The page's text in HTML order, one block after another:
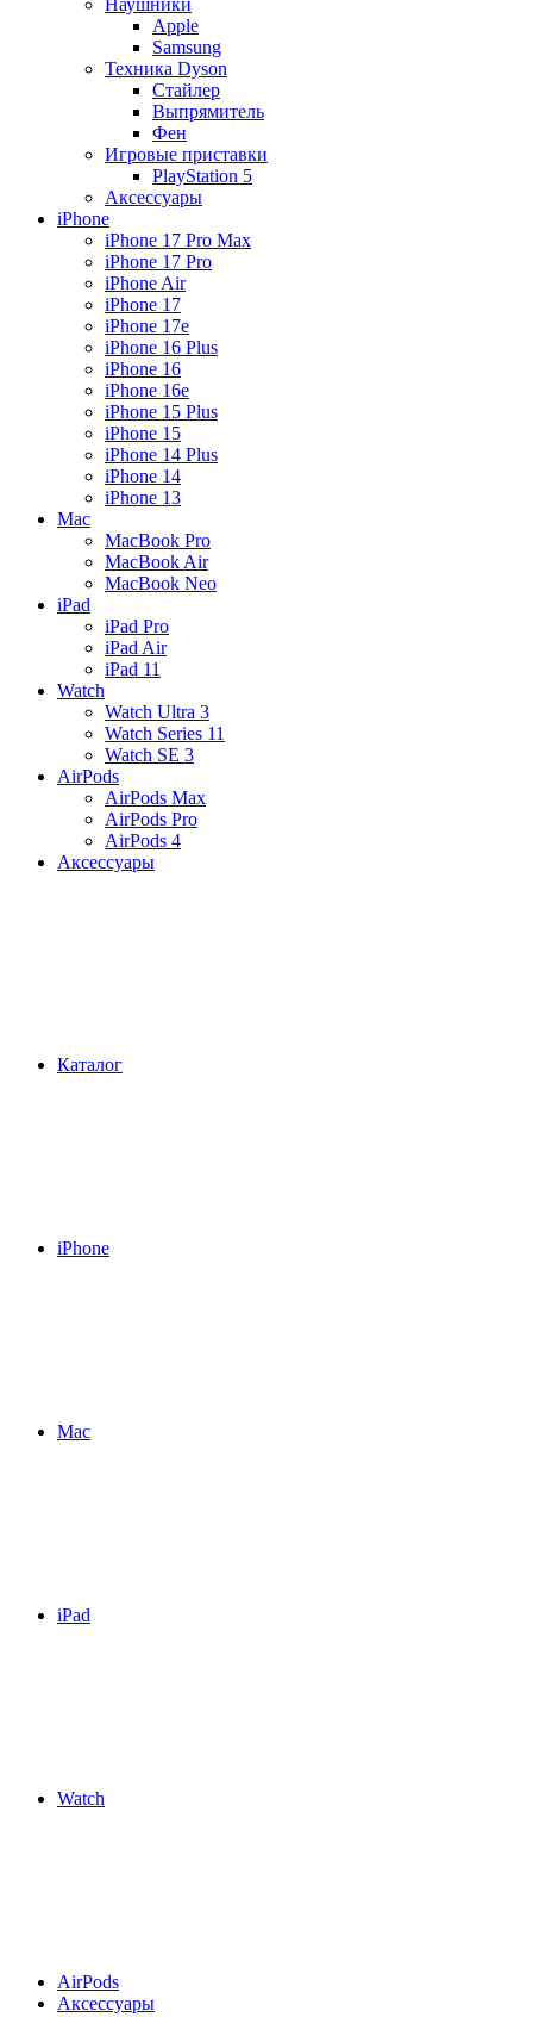
Наушники
Apple
Samsung
Техника Dyson
Стайлер
Выпрямитель
Фен
Игровые приставки
PlayStation 5
Аксессуары
iPhone
iPhone 17 Pro Max
iPhone 17 Pro
iPhone Air
iPhone 17
iPhone 17e
iPhone 16 Plus
iPhone 16
iPhone 16e
iPhone 15 Plus
iPhone 15
iPhone 14 Plus
iPhone 14
iPhone 13
Mac
MacBook Pro
MacBook Air
MacBook Neo
iPad
iPad Pro
iPad Air
iPad 11
Watch
Watch Ultra 3
Watch Series 11
Watch SE 3
AirPods
AirPods Max
AirPods Pro
AirPods 4
Аксессуары
Каталог
iPhone
Mac
iPad
Watch
AirPods
Аксессуары